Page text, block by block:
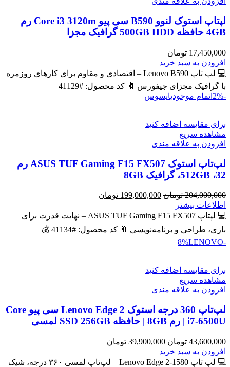
لپتاپ استوک لنوو B590 سی پیو Core i3 3120m رم
4GB حافظه 500GB HDD گرافیک مجزا
17,450,000 تومان
افزودن به سبد خرید
💻 لپ تاپ Lenovo B590 – اقتصادی و مقاوم برای کارهای روزمره
با گرافیک مجزای جیفورس 🔖 کد محصول: #41129
-2%
اتمام موجودیایسوس
برای مقایسه اضافه کنید
مشاهده سریع
افزودن به علاقه مندی
لپ‌تاپ استوک ASUS TUF Gaming F15 FX507 رم
32، 512GB، گرافیک 8GB
204,000,000 تومان قیمت
204,000,000 تومان
199,000,000 تومان
199,000,000 تومان
است.
اطلاعات بیشتر
💻 لپتاپ ASUS TUF Gaming F15 FX507 – نهایت قدرت برای
بازی، طراحی و برنامه‌نویسی 🔖 کد محصول: #41134 💰
-8%
LENOVO
برای مقایسه اضافه کنید
مشاهده سریع
افزودن به علاقه مندی
لپ‌تاپ 360 درجه استوک Lenovo Edge 2 سی پیو Core
i7-6500U | رم 8GB | حافظه SSD 256GB لمسی
43,600,000 تومان قیمت
اصلی
43,600,000 تومان
39,900,000 تومان
39,900,000 تومان
افزودن به سبد خرید
💻 لپ تاپ Lenovo Edge 2-1580 – لپ‌تاپ لمسی ۳۶۰ درجه، شیک